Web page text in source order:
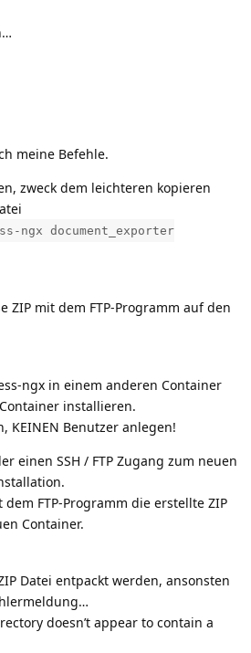
meine Befehle.
zweck dem leichteren kopieren
ngx document_exporter
ZIP mit dem FTP-Programm auf den
ngx in einem anderen Container
installieren.
KEINEN Benutzer anlegen!
einen SSH / FTP Zugang zum neuen
FTP-Programm die erstellte ZIP
Container.
Datei entpackt werden, ansonsten
doesn’t appear to contain a